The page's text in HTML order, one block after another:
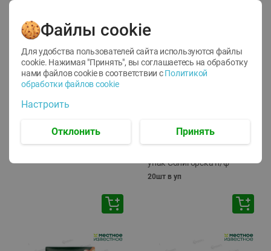
13.99
11.59
Масло Топленое ГХИ
Яйца перепелиные
упак Солигорска п/ф
20шт в уп
Файлы cookie
Для удобства пользователей сайта используются файлы
cookie. Нажимая "Принять", вы соглашаетесь на обработку
нами файлов cookie в соответствии с Политикой
обработки файлов cookie
Настроить
Отклонить Принять